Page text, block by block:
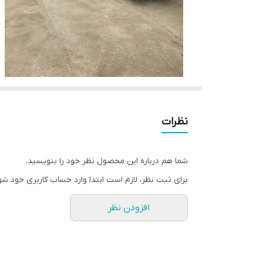
نظرات
شما هم درباره این محصول نظر خود را بنویسید.
برای ثبت نظر، لازم است ابتدا وارد حساب کاربری خود
افزودن نظر